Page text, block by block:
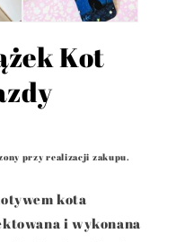
Kot
przy realizacji zakupu.
kota
i wykonana